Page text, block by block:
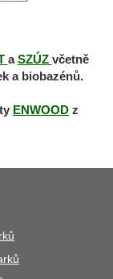
aSZÚZ včetně
a biobazénů.
ENWOOD z